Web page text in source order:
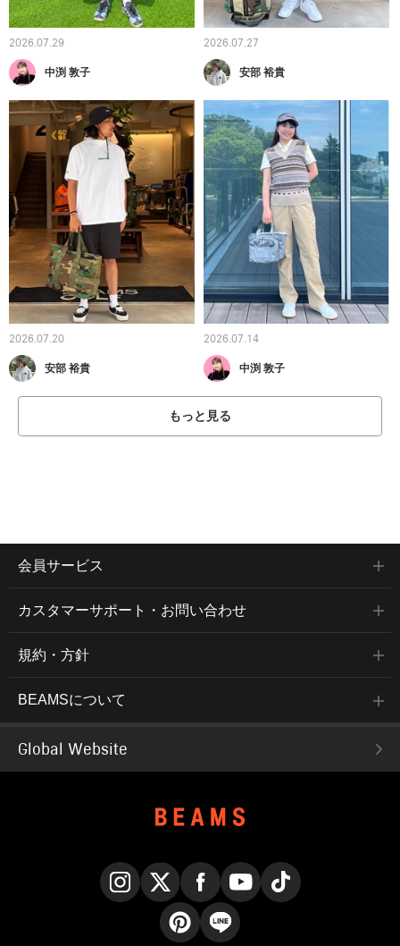
2026.07.29
中渕 敦子
2026.07.27
安部 裕貴
2026.07.20
安部 裕貴
2026.07.14
中渕 敦子
もっと見る
会員サービス
カスタマーサポート・お問い合わせ
規約・方針
BEAMSについて
Global Website